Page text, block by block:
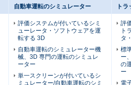
自動車運転のシミュレーター
評価システムが付いているシミ
ューレータ・ソフトウェアを運
転する 3D
自動車運転のシミュレーター機
械、3D 専門の運転のシミュレ
ーター
単一スクリーンが付いているシ
ミュレーター/自動車運転のシミ
ト
評
ト
タ
標
ー
の
ー
電